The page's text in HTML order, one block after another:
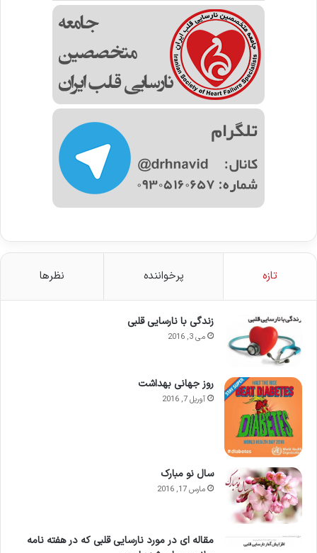
تازه پرخواننده نظرها
زندگی با نارسایی قلبی
می 3, 2016
روز جهانی بهداشت
آوریل 7, 2016
سال نو مبارک
مارس 17, 2016
مقاله ای در مورد نارسایی قلبی که در هفته نامه